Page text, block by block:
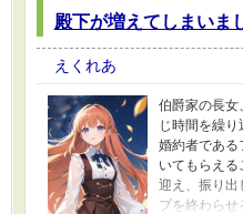
殿下が増えてしまいま
えくれあ
伯爵家の長女
じ時間を繰り
婚約者である
いてもらえ
迎え、振り出
プを終わら